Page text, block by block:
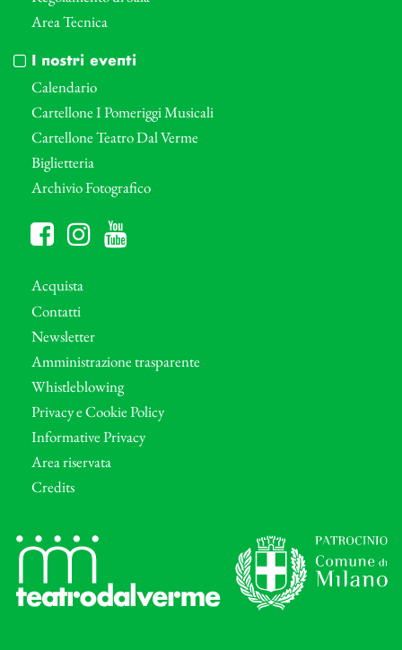
Area Tecnica
I nostri eventi
Calendario
Cartellone I Pomeriggi Musicali
Cartellone Teatro Dal Verme
Biglietteria
Archivio Fotografico
Acquista
Contatti
Newsletter
Amministrazione trasparente
Whistleblowing
Privacy e Cookie Policy
Informative Privacy
Area riservata
Credits